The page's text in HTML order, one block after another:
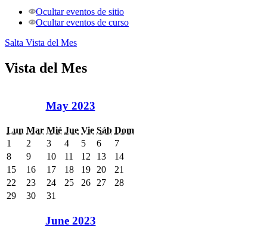
Ocultar eventos de sitio
Ocultar eventos de curso
Salta Vista del Mes
Vista del Mes
May 2023
Lun Mar Mié Jue Vie Sáb Dom
1
2 3 4 5 6
7
8
9 10 11 12 13
14
15
16 17 18 19 20
21
22
23 24 25 26 27
28
29
30 31
June 2023